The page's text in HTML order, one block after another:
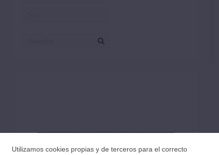
Utilizamos cookies propias y de terceros para el correcto